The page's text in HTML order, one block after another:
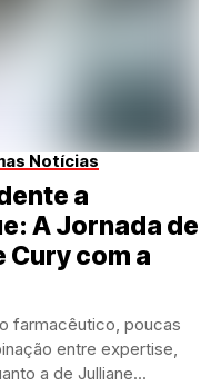
Notícias
a
A Jornada de
Cury com a
farmacêutico, poucas
entre expertise,
a de Julliane...